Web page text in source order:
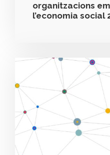
organitzacions
l’economia social